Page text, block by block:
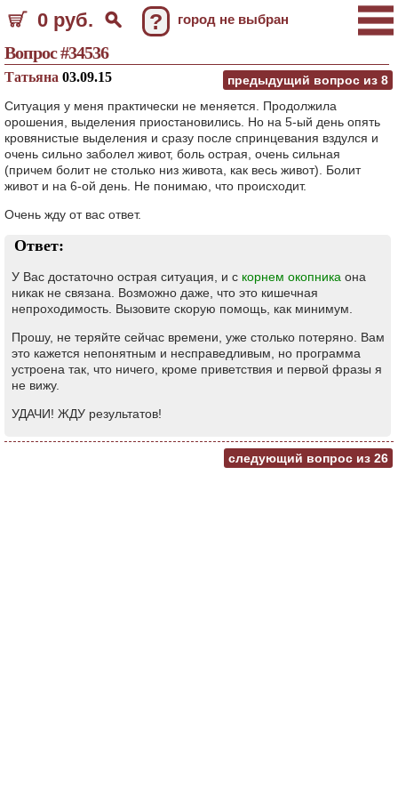
0 руб. ? город не выбран
Вопрос #34536
предыдущий вопрос из 8
Татьяна 03.09.15
Ситуация у меня практически не меняется. Продолжила
орошения, выделения приостановились. Но на 5-ый день опять
кровянистые выделения и сразу после спринцевания вздулся и
очень сильно заболел живот, боль острая, очень сильная
(причем болит не столько низ живота, как весь живот). Болит
живот и на 6-ой день. Не понимаю, что происходит.
Очень жду от вас ответ.
Ответ:
У Вас достаточно острая ситуация, и с корнем окопника она
никак не связана. Возможно даже, что это кишечная
непроходимость. Вызовите скорую помощь, как минимум.
Прошу, не теряйте сейчас времени, уже столько потеряно. Вам
это кажется непонятным и несправедливым, но программа
устроена так, что ничего, кроме приветствия и первой фразы я
не вижу.
УДАЧИ! ЖДУ результатов!
следующий вопрос из 26